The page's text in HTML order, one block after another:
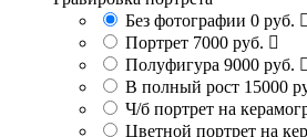
Без фотографии 0 руб.
Портрет 7000 руб.
Полуфигура 9000 руб.
В полный рост 15000
Ч/б портрет на
Цветной портрет на